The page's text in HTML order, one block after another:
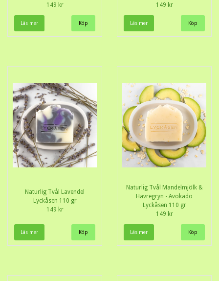
149 kr
Läs mer
149 kr
Läs mer
Naturlig Tvål Lavendel
Lyckåsen 110 gr
149 kr
Läs mer
Naturlig Tvål Mandelmjölk &
Havregryn - Avokado
Lyckåsen 110 gr
149 kr
Läs mer